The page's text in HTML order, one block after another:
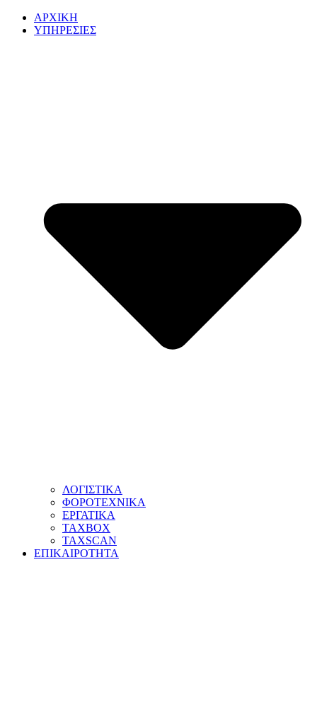
ΑΡΧΙΚΗ
ΥΠΗΡΕΣΙΕΣ
ΛΟΓΙΣΤΙΚΑ
ΦΟΡΟΤΕΧΝΙΚΑ
ΕΡΓΑΤΙΚΑ
TAXBOX
TAXSCAN
ΕΠΙΚΑΙΡΟΤΗΤΑ